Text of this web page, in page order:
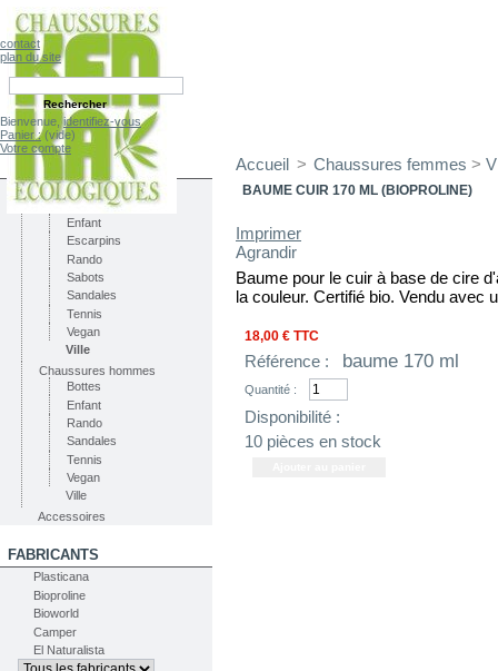
contact
plan du site
Bienvenue,identifiez-vous
Panier : (vide)
Votre compte
CATÉGORIES
Chaussures femmes
Bottes
Enfant
Escarpins
Rando
Sabots
Sandales
Tennis
Vegan
Ville
Chaussures hommes
Bottes
Enfant
Rando
Sandales
Tennis
Vegan
Ville
Accessoires
FABRICANTS
Plasticana
Bioproline
Bioworld
Camper
El Naturalista
Accueil > Chaussures femmes >
BAUME CUIR 170 ML (BIOPROLINE)
Imprimer
Agrandir
Baume pour le cuir à base de cire
la couleur. Certifié bio. Vendu avec
18,00 € TTC
Référence : baume 170 ml
Quantité :
Disponibilité :
10 pièces en stock